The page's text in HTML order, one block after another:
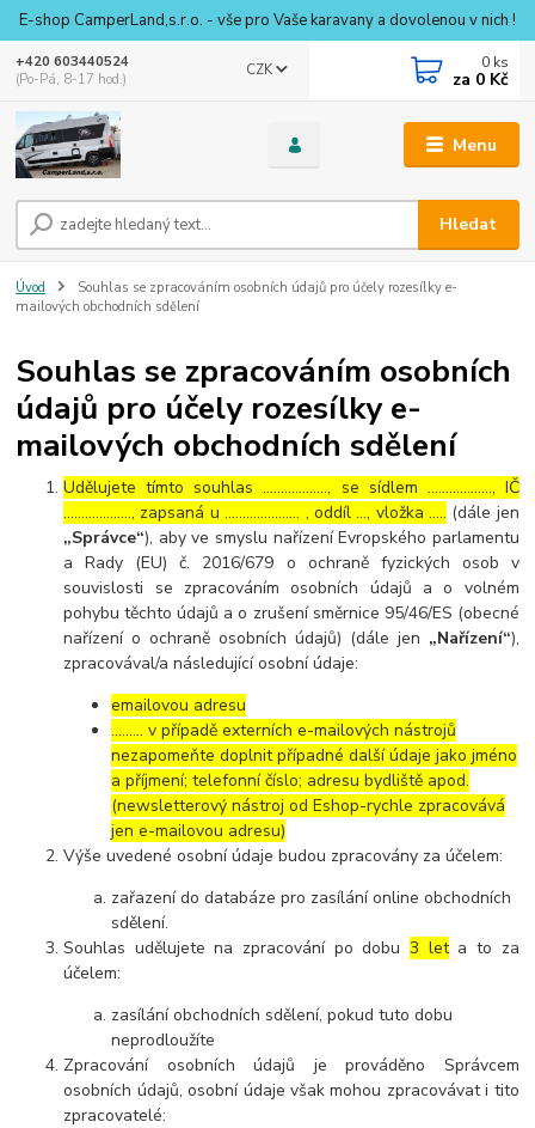
E-shop CamperLand,s.r.o. - vše pro Vaše karavany a dovolenou v nich !
Menu
CZK
Hledat
+420 603440524
(Po-Pá, 8-17 hod.)
0 ks
za 0 Kč
Úvod
Souhlas se zpracováním osobních údajů pro účely rozesílky e-
mailových obchodních sdělení
Souhlas se zpracováním osobních
údajů pro účely rozesílky e-
mailových obchodních sdělení
Udělujete tímto souhlas ……………..., se sídlem ………………, IČ
………………., zapsaná u ………………… , oddíl …, vložka ….. (dále jen
„Správce“), aby ve smyslu nařízení Evropského parlamentu
a Rady (EU) č. 2016/679 o ochraně fyzických osob v
souvislosti se zpracováním osobních údajů a o volném
pohybu těchto údajů a o zrušení směrnice 95/46/ES (obecné
nařízení o ochraně osobních údajů) (dále jen „Nařízení“),
zpracovával/a následující osobní údaje:
emailovou adresu
……… v případě externích e-mailových nástrojů
nezapomeňte doplnit případné další údaje jako jméno
a příjmení; telefonní číslo; adresu bydliště apod.
(newsletterový nástroj od Eshop-rychle zpracovává
jen e-mailovou adresu)
Výše uvedené osobní údaje budou zpracovány za účelem:
zařazení do databáze pro zasílání online obchodních
sdělení.
Souhlas udělujete na zpracování po dobu3 leta to za
účelem:
zasílání obchodních sdělení, pokud tuto dobu
neprodloužíte
Zpracování osobních údajů je prováděno Správcem
osobních údajů, osobní údaje však mohou zpracovávat i tito
zpracovatelé: